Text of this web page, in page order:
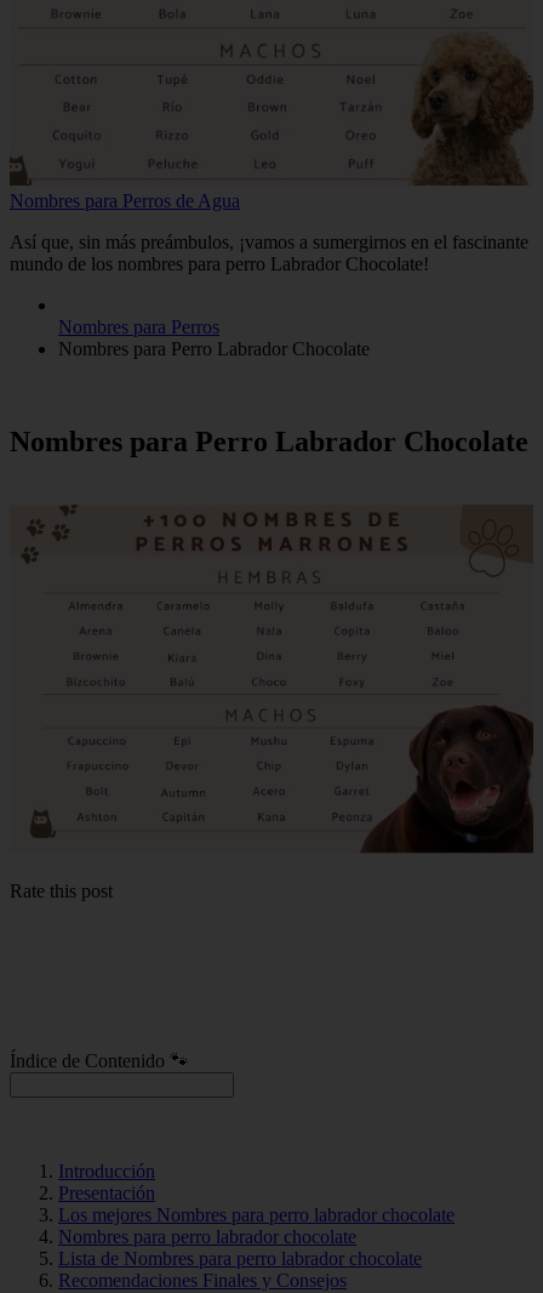
Nombres para Perros de Agua
Así que, sin más preámbulos, ¡vamos a sumergirnos en el fascinante
mundo de los nombres para perro Labrador Chocolate!
Nombres para Perros
Nombres para Perro Labrador Chocolate
Nombres para Perro Labrador Chocolate
Rate this post
Índice de Contenido 🐾
Introducción
Presentación
Los mejores Nombres para perro labrador chocolate
Nombres para perro labrador chocolate
Lista de Nombres para perro labrador chocolate
Recomendaciones Finales y Consejos